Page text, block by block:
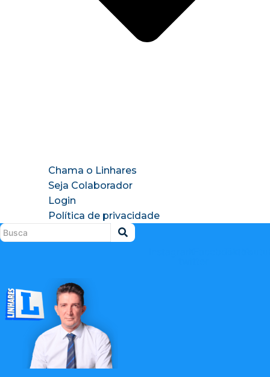
Chama o Linhares
Seja Colaborador
Login
Política de privacidade